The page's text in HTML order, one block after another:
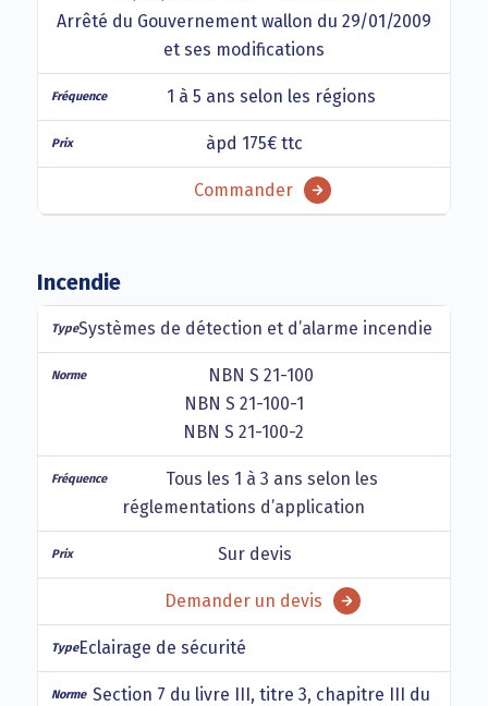
Arrêté du Gouvernement wallon du 29/01/2009
et ses modifications
1 à 5 ans selon les régions
àpd 175€ ttc
Commander
Incendie
Systèmes de détection et d’alarme incendie
NBN S 21-100
NBN S 21-100-1
NBN S 21-100-2
Tous les 1 à 3 ans selon les
réglementations d’application
Sur devis
Demander un devis
Eclairage de sécurité
Section 7 du livre III, titre 3, chapitre III du